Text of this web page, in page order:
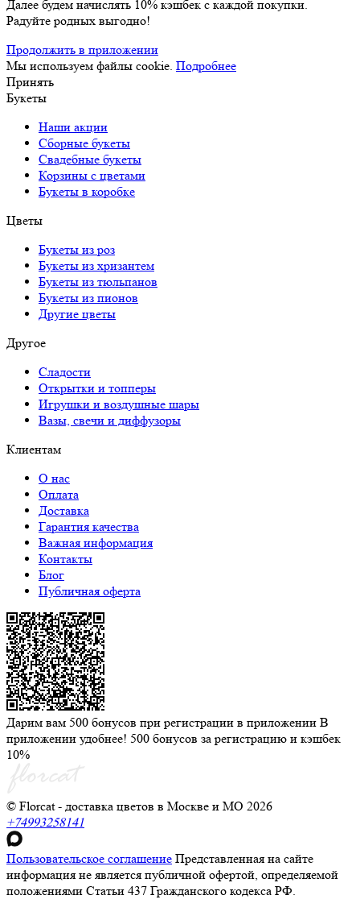
Далее будем начислять 10% кэшбек с каждой покупки.
Радуйте родных выгодно!
Продолжить в приложении
Мы используем файлы cookie. Подробнее
Принять
Букеты
Наши акции
Сборные букеты
Свадебные букеты
Корзины с цветами
Букеты в коробке
Цветы
Букеты из роз
Букеты из хризантем
Букеты из тюльпанов
Букеты из пионов
Другие цветы
Другое
Сладости
Открытки и топперы
Игрушки и воздушные шары
Вазы, свечи и диффузоры
Клиентам
О нас
Оплата
Доставка
Гарантия качества
Важная информация
Контакты
Блог
Публичная оферта
Дарим вам 500 бонусов при регистрации в приложении В
приложении удобнее! 500 бонусов за регистрацию и кэшбек
10%
© Florcat - доставка цветов в Москве и МО 2026
+74993258141
Пользовательское соглашение Представленная на сайте
информация не является публичной офертой, определяемой
положениями Статьи 437 Гражданского кодекса РФ.